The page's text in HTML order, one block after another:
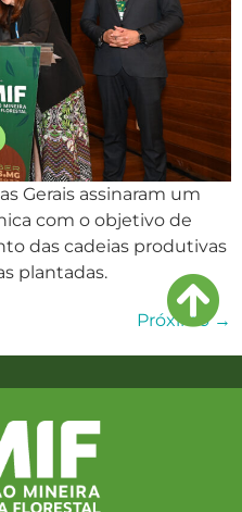
Gerais assinaram um
com o objetivo de
das cadeias produtivas
plantadas.
Próximo→